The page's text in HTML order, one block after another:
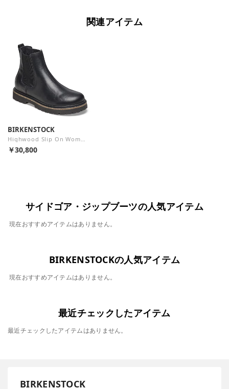
関連アイテム
BIRKENSTOCK
Highwood Slip On Women 【ナロー幅】 （ブラック）
￥30,800
サイドゴア・ジップブーツの人気アイテム
現在おすすめアイテムはありません。
BIRKENSTOCKの人気アイテム
現在おすすめアイテムはありません。
最近チェックしたアイテム
最近チェックしたアイテムはありません。
BIRKENSTOCK